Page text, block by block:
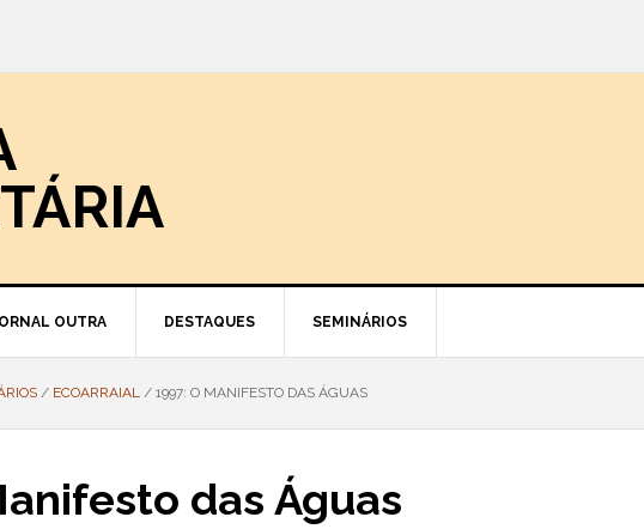
OUTRA DESTAQUES SEMINÁRIOS
/ ECOARRAIAL / 1997: O MANIFESTO DAS ÁGUAS
das Águas